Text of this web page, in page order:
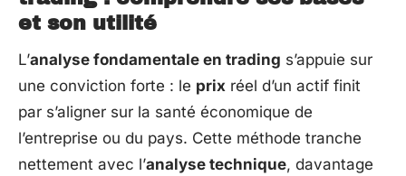
et son utilité
L’analyse fondamentale en trading s’appuie sur
une conviction forte : le prix réel d’un actif finit
par s’aligner sur la santé économique de
l’entreprise ou du pays. Cette méthode tranche
nettement avec l’analyse technique, davantage